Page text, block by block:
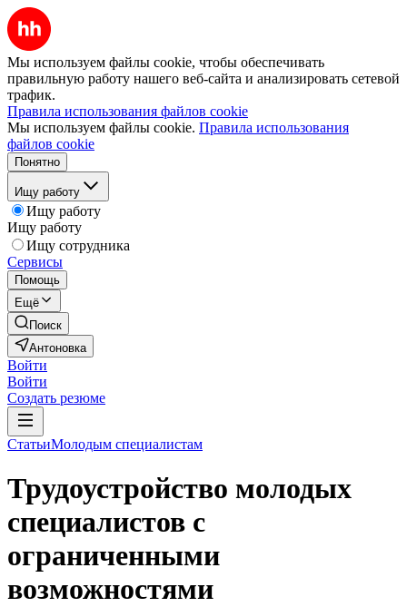
Мы используем файлы cookie, чтобы обеспечивать
правильную работу нашего веб-сайта и анализировать сетевой
трафик.
Правила использования файлов cookie
Мы используем файлы cookie. Правила использования
файлов cookie
Понятно
Ищу работу
Ищу работу
Ищу работу
Ищу сотрудника
Сервисы
Помощь
Ещё
Поиск
Антоновка
Войти
Войти
Создать резюме
СтатьиМолодым специалистам
Трудоустройство молодых
специалистов с
ограниченными
возможностями